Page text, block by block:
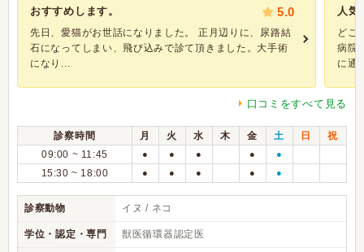
おすすめします。 5.0
先日、愛猫がお世話になりました。 正月辺りに、尿路結
石になってしまい、飛び込みで診て頂きました。大手術
になり...
人気
どこ
病院
に通
口コミをすべて見る
診察時間 月 火 水 木 金 土 日
祝
09:00 ~ 11:45
● ● ● ● ●
15:30 ~ 18:00 ● ● ● ● ●
診察動物 イヌ / ネコ
学位・認定・専門 獣医循環器認定医